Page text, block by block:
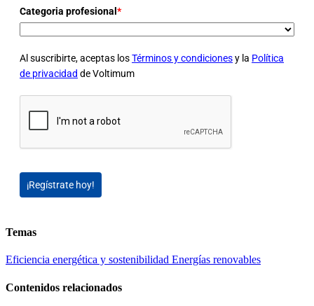
Categoria profesional *
Al suscribirte, aceptas losTérminos y condicionesy la Política
de privacidad de Voltimum
¡Regístrate hoy!
Temas
Eficiencia energética y sostenibilidad Energías renovables
Contenidos relacionados